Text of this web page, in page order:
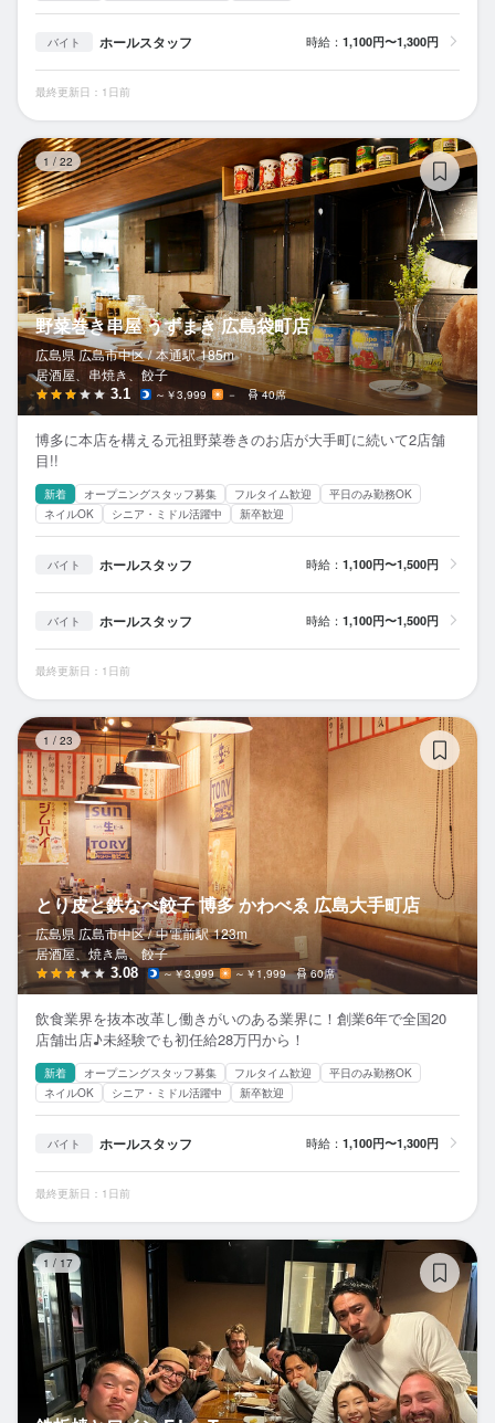
バイト ホールスタッフ 時給： 1,100円〜1,300円
最終更新日：1日前
1 / 22
野菜巻き串屋 うずまき 広島袋町店
広島県 広島市中区 / 本通駅 185m
居酒屋、串焼き、餃子
3.1 ～￥3,999 － 40席
博多に本店を構える元祖野菜巻きのお店が大手町に続いて2店舗
目!!
新着 オープニングスタッフ募集 フルタイム歓迎
平日のみ勤務OK
ネイルOK
シニア・ミドル活躍中 新卒歓迎
バイト ホールスタッフ 時給： 1,100円〜1,500円
バイト ホールスタッフ 時給： 1,100円〜1,500円
最終更新日：1日前
1 / 23
とり皮と鉄なべ餃子 博多 かわべゑ 広島大手町店
広島県 広島市中区 / 中電前駅 123m
居酒屋、焼き鳥、餃子
3.08 ～￥3,999 ～￥1,999 60席
飲食業界を抜本改革し働きがいのある業界に！創業6年で全国20
店舗出店♪未経験でも初任給28万円から！
新着 オープニングスタッフ募集 フルタイム歓迎
平日のみ勤務OK
ネイルOK
シニア・ミドル活躍中 新卒歓迎
バイト ホールスタッフ 時給： 1,100円〜1,300円
最終更新日：1日前
1 / 17